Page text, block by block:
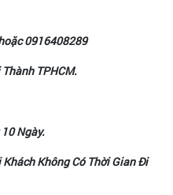
0916408289
TPHCM.
Ngày.
Không Có Thời Gian Đi